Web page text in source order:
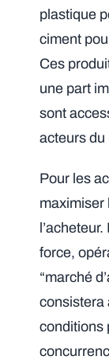
plastique
ciment
Ces
une part
sont
acteurs du
Pour les
maximiser
force,
“marché
consistera
conditions